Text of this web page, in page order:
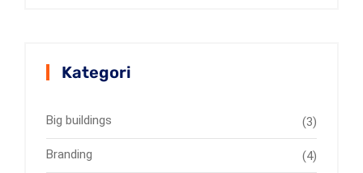
Kategori
Big buildings (3)
Branding (4)